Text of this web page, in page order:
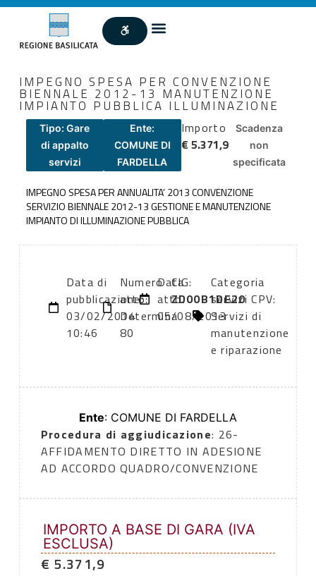
IMPEGNO SPESA PER CONVENZIONE
BIENNALE 2012-13 MANUTENZIONE
IMPIANTO PUBBLICA ILLUMINAZIONE
Tipo: Gare
di appalto
servizi
Ente:
COMUNE DI
FARDELLA
Importo
€ 5.371,9
Scadenza
non
specificata
IMPEGNO SPESA PER ANNUALITA’ 2013 CONVENZIONE
SERVIZIO BIENNALE 2012-13 GESTIONE E MANUTENZIONE
IMPIANTO DI ILLUMINAZIONE PUBBLICA
Data di
pubblicazione:
03/02/2014
10:46
Numero
atto:
Determina
80
Data
atto:
05/08/2013
CIG:
ZD00B1DE20
Categoria
servizi CPV:
Servizi di
manutenzione
e riparazione
Ente: COMUNE DI FARDELLA
Procedura di aggiudicazione: 26-
AFFIDAMENTO DIRETTO IN ADESIONE
AD ACCORDO QUADRO/CONVENZIONE
IMPORTO A BASE DI GARA (IVA
ESCLUSA)
€ 5.371,9